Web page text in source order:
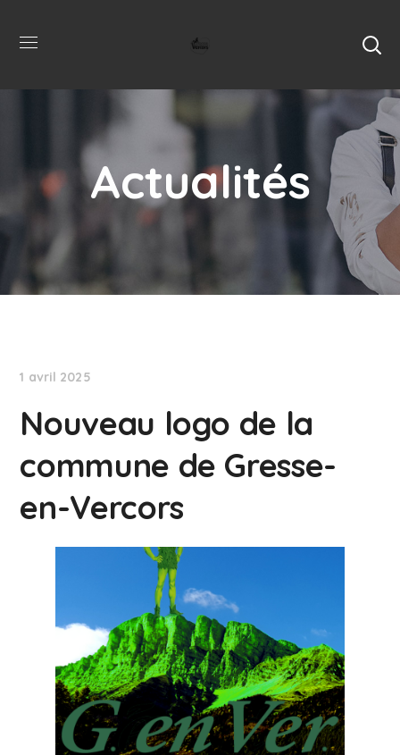
Actualités
1 avril 2025
Nouveau logo de la
commune de Gresse-
en-Vercors